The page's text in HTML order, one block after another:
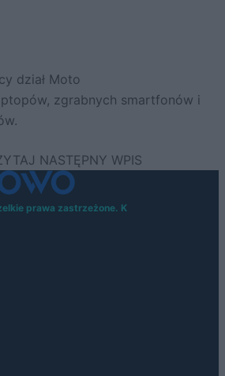
dział Moto
zgrabnych smartfonów i
prawa zastrzeżone. K